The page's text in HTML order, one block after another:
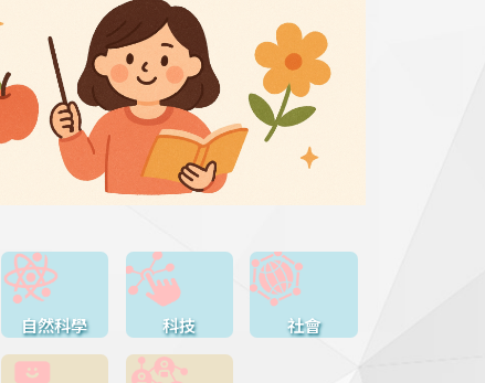
自然科學 科技 社會